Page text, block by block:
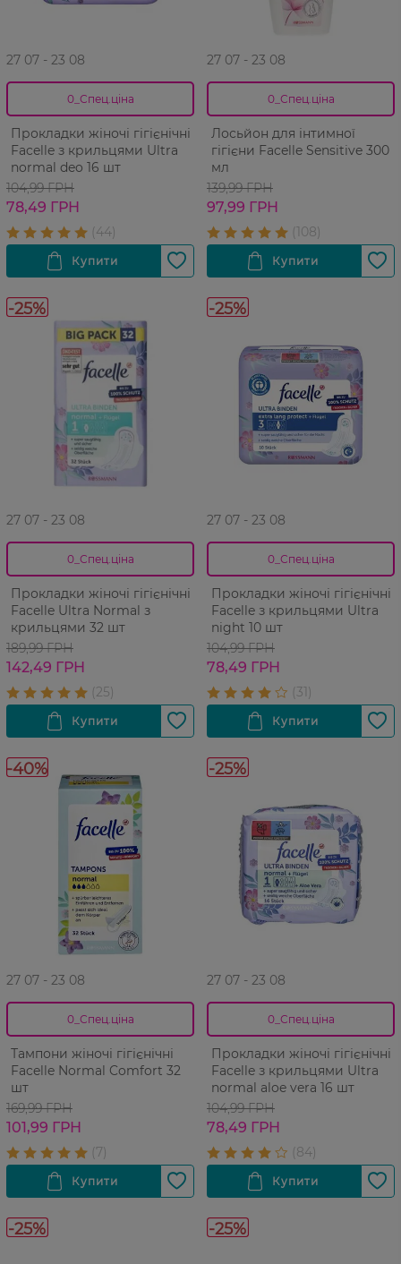
27 07 - 23 08
0_Спец.ціна
Прокладки жіночі гігієнічні
Facelle з крильцями Ultra
normal deo 16 шт
104,99 ГРН
78,49 ГРН
27 07 - 23 08
0_Спец.ціна
Лосьйон для інтимної
гігієни Facelle Sensitive 300
мл
139,99 ГРН
97,99 ГРН
-25%
27 07 - 23 08
0_Спец.ціна
Прокладки жіночі гігієнічні
Facelle Ultra Normal з
крильцями 32 шт
189,99 ГРН
142,49 ГРН
-25%
27 07 - 23 08
0_Спец.ціна
Прокладки жіночі гігієнічні
Facelle з крильцями Ultra
night 10 шт
104,99 ГРН
78,49 ГРН
-40%
27 07 - 23 08
0_Спец.ціна
Тампони жіночі гігієнічні
Facelle Normal Comfort 32
шт
169,99 ГРН
101,99 ГРН
-25%
27 07 - 23 08
0_Спец.ціна
Прокладки жіночі гігієнічні
Facelle з крильцями Ultra
normal aloe vera 16 шт
104,99 ГРН
78,49 ГРН
-25% -25%